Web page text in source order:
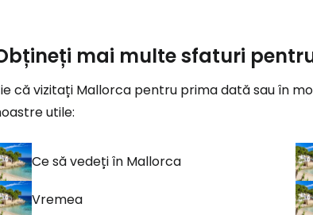
mai multe sfaturi
că vizitați Mallorca pentru prima dată sau în
utile:
Ce să vedeți în Mallorca
Vremea